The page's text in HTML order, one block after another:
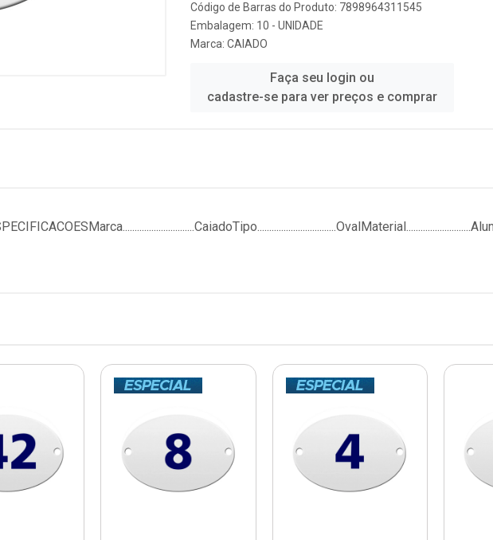
Código de Barras do Produto: 7898964311545
Embalagem: 10 - UNIDADE
Marca: CAIADO
Faça seu login ou
cadastre-se para ver preços e comprar